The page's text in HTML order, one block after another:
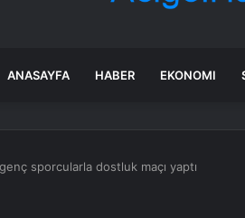
ANASAYFA HABER EKONOMI
sporcularla dostluk maçı yaptı